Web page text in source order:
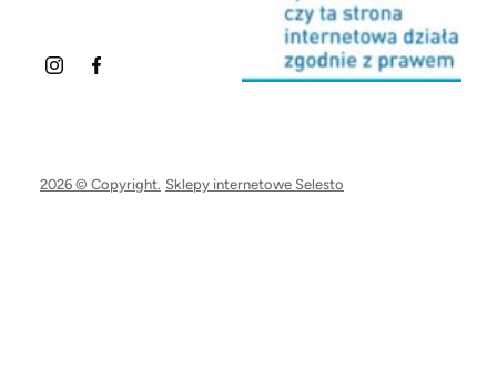
2026 © Copyright. Sklepy internetowe Selesto